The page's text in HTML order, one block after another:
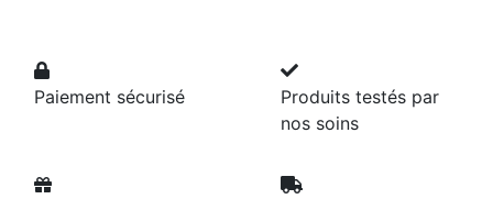
Paiement sécurisé
Produits testés par
nos soins